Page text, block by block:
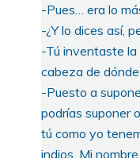
-Pues… era lo
-¿Y lo dices así,
-Tú inventaste la
cabeza de
-Puesto a
podrías suponer
tú como yo
indios. Mi